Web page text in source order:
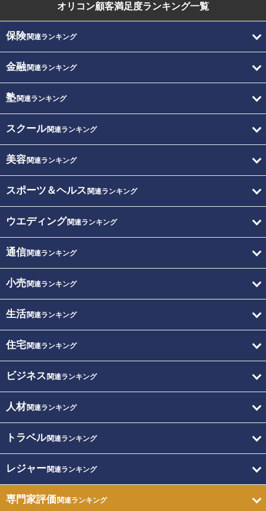
オリコン顧客満足度ランキング一覧
保険関連ランキング
金融関連ランキング
塾関連ランキング
スクール関連ランキング
美容関連ランキング
スポーツ＆ヘルス 関連ランキング
ウエディング関連ランキング
通信関連ランキング
小売関連ランキング
生活関連ランキング
住宅関連ランキング
ビジネス 関連ランキング
人材関連ランキング
トラベル関連ランキング
レジャー関連ランキング
専門家評価関連ランキング